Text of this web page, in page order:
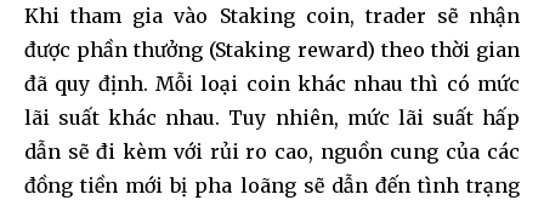
Khi tham gia vào Staking coin, trader sẽ nhận
được phần thưởng (Staking reward) theo thời gian
đã quy định. Mỗi loại coin khác nhau thì có mức
lãi suất khác nhau. Tuy nhiên, mức lãi suất hấp
dẫn sẽ đi kèm với rủi ro cao, nguồn cung của các
đồng tiền mới bị pha loãng sẽ dẫn đến tình trạng